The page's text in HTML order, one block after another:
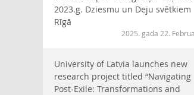
2023.g. Dziesmu un Deju svētkiem
Rīgā
2025. gada 22.
University of Latvia launches new
research project titled “Navigating
Post-Exile: Transformations and